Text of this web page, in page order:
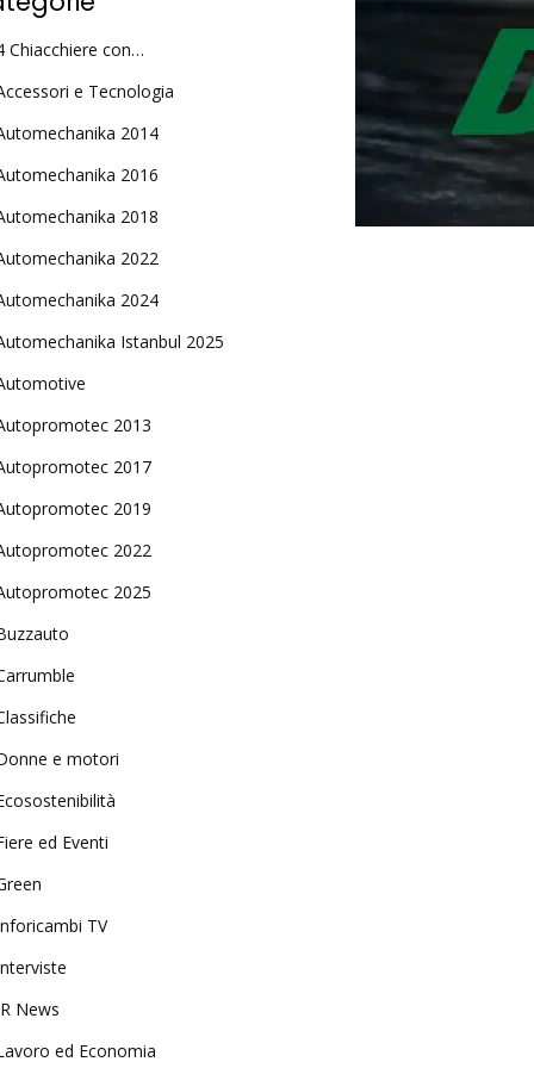
Chiacchiere con…
e Tecnologia
2014
2016
2018
2022
2024
Istanbul 2025
2013
2017
2019
2022
2025
e motori
ed Eventi
TV
News
ed Economia